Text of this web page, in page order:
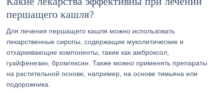
першащего кашля?
Для лечения першащего кашля можно использовать
лекарственные сиропы, содержащие муколитические и
отхаркивающие компоненты, такие как амброксол,
гуайфенезин, бромгексин. Также можно применять препараты
на растительной основе, например, на основе тимьяна или
подорожника.